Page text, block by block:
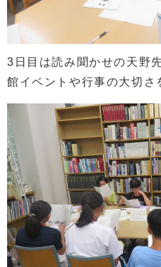
3日目は読み聞かせの天野
館イベントや行事の大切さ